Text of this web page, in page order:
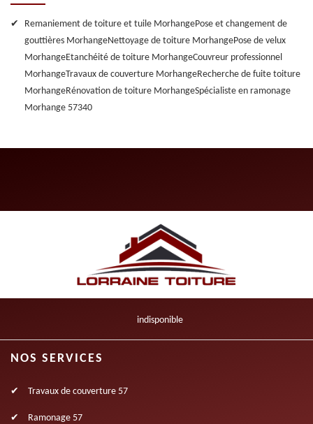
Remaniement de toiture et tuile MorhangePose et changement de
gouttières MorhangeNettoyage de toiture MorhangePose de velux
MorhangeEtanchéité de toiture MorhangeCouvreur professionnel
MorhangeTravaux de couverture MorhangeRecherche de fuite toiture
MorhangeRénovation de toiture MorhangeSpécialiste en ramonage
Morhange 57340
indisponible
NOS SERVICES
Travaux de couverture 57
Ramonage 57